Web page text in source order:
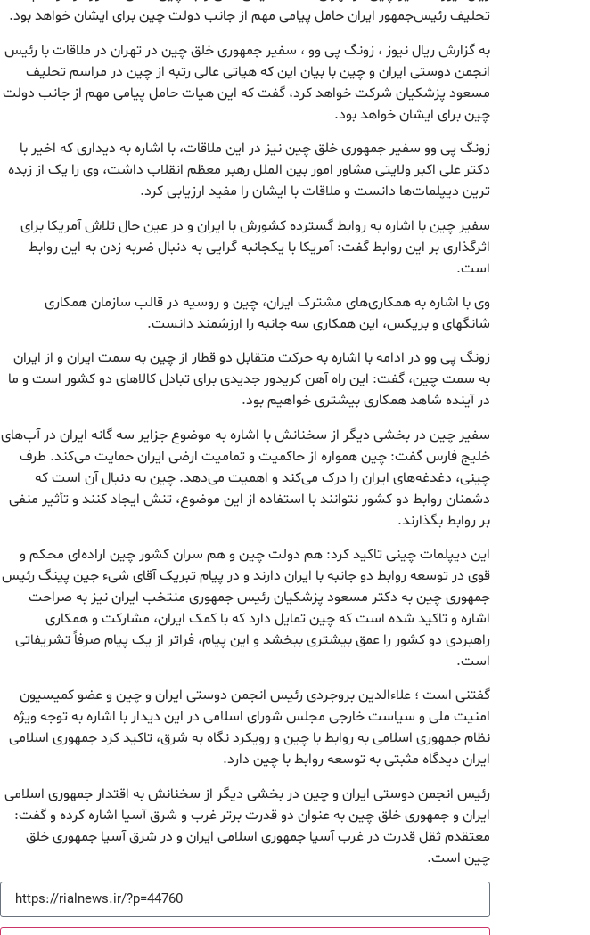
تحلیف رئیس‌جمهور ایران حامل پیامی مهم از جانب دولت چین برای ایشان خواهد بود.
به گزارش ریال نیوز ، زونگ پی وو ، سفیر جمهوری خلق چین در تهران در ملاقات با رئیس
انجمن دوستی ایران و چین با بیان این که هیاتی عالی رتبه از چین در مراسم تحلیف
مسعود پزشکیان شرکت خواهد کرد، گفت که این هیات حامل پیامی مهم از جانب دولت
چین برای ایشان خواهد بود.
زونگ پی وو سفیر جمهوری خلق چین نیز در این ملاقات، با اشاره به دیداری که اخیر با
دکتر علی اکبر ولایتی مشاور امور بین الملل رهبر معظم انقلاب داشت، وی را یک از زبده
ترین دیپلمات‌ها دانست و ملاقات با ایشان را مفید ارزیابی کرد.
سفیر چین با اشاره به روابط گسترده کشورش با ایران و در عین حال تلاش آمریکا برای
اثرگذاری بر این روابط گفت: آمریکا با یکجانبه گرایی به دنبال ضربه زدن به این روابط
است.
وی با اشاره به همکاری‌های مشترک ایران، چین و روسیه در قالب سازمان همکاری
شانگهای و بریکس، این همکاری سه جانبه را ارزشمند دانست.
زونگ پی وو در ادامه با اشاره به حرکت متقابل دو قطار از چین به سمت ایران و از ایران
به سمت چین، گفت: این راه آهن کریدور جدیدی برای تبادل کالاهای دو کشور است و ما
در آینده شاهد همکاری بیشتری خواهیم بود.
سفیر چین در بخشی دیگر از سخنانش با اشاره به موضوع جزایر سه گانه ایران در آب‌های
خلیج فارس گفت: چین همواره از حاکمیت و تمامیت ارضی ایران حمایت می‌کند. طرف
چینی، دغدغه‌های ایران را درک می‌کند و اهمیت می‌دهد. چین به دنبال آن است که
دشمنان روابط دو کشور نتوانند با استفاده از این موضوع، تنش ایجاد کنند و تأثیر منفی
بر روابط بگذارند.
این دیپلمات چینی تاکید کرد: هم دولت چین و هم سران کشور چین اراده‌ای محکم و
قوی در توسعه روابط دو جانبه با ایران دارند و در پیام تبریک آقای شیء جین پینگ رئیس
جمهوری چین به دکتر مسعود پزشکیان رئیس جمهوری منتخب ایران نیز به صراحت
اشاره و تاکید شده است که چین تمایل دارد که با کمک ایران، مشارکت و همکاری
راهبردی دو کشور را عمق بیشتری ببخشد و این پیام، فراتر از یک پیام صرفاً تشریفاتی
است.
گفتنی است ؛ علاءالدین بروجردی رئیس انجمن دوستی ایران و چین و عضو کمیسیون
امنیت ملی و سیاست خارجی مجلس شورای اسلامی در این دیدار با اشاره به توجه ویژه
نظام جمهوری اسلامی به روابط با چین و رویکرد نگاه به شرق، تاکید کرد جمهوری اسلامی
ایران دیدگاه مثبتی به توسعه روابط با چین دارد.
رئیس انجمن دوستی ایران و چین در بخشی دیگر از سخنانش به اقتدار جمهوری اسلامی
ایران و جمهوری خلق چین به عنوان دو قدرت برتر غرب و شرق آسیا اشاره کرده و گفت:
معتقدم ثقل قدرت در غرب آسیا جمهوری اسلامی ایران و در شرق آسیا جمهوری خلق
چین است.